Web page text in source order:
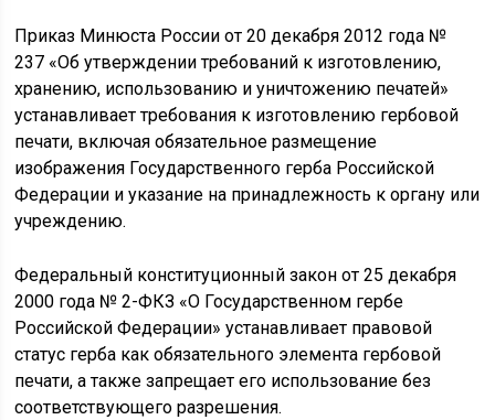
Приказ Минюста России от 20 декабря 2012 года №
237 «Об утверждении требований к изготовлению,
хранению, использованию и уничтожению печатей»
устанавливает требования к изготовлению гербовой
печати, включая обязательное размещение
изображения Государственного герба Российской
Федерации и указание на принадлежность к органу или
учреждению.
Федеральный конституционный закон от 25 декабря
2000 года № 2-ФКЗ «О Государственном гербе
Российской Федерации» устанавливает правовой
статус герба как обязательного элемента гербовой
печати, а также запрещает его использование без
соответствующего разрешения.